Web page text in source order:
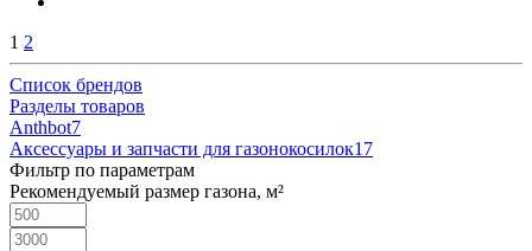
1 2
Список брендов
Разделы товаров
Anthbot7
Аксессуары и запчасти для газонокосилок17
Фильтр по параметрам
Рекомендуемый размер газона, м²